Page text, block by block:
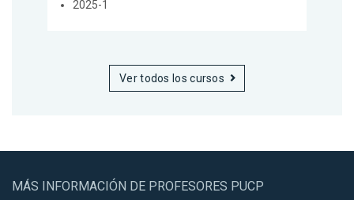
2025-1
Ver todos los cursos
MÁS INFORMACIÓN DE PROFESORES PUCP